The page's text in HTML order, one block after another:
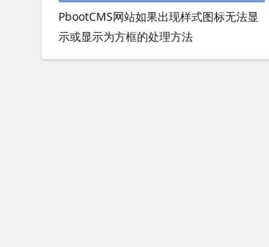
PbootCMS网站如果出现样式图标无法显
示或显示为方框的处理方法